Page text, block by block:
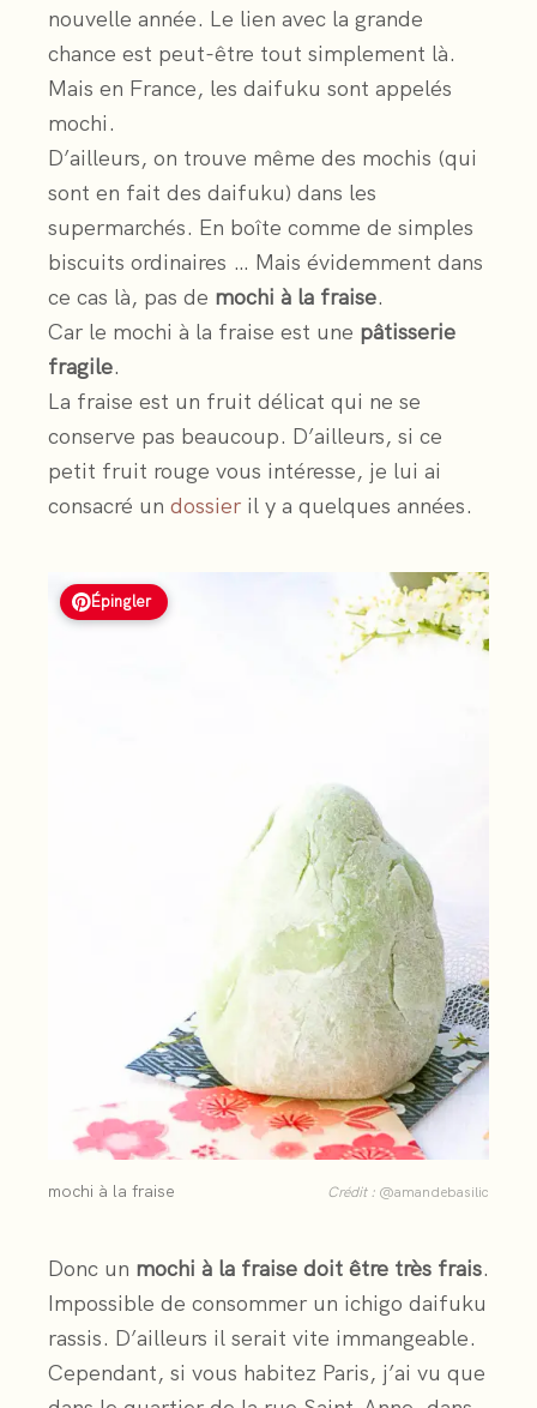
nouvelle année. Le lien avec la grande
chance est peut-être tout simplement là.
Mais en France, les daifuku sont appelés
mochi.
D’ailleurs, on trouve même des mochis (qui
sont en fait des daifuku) dans les
supermarchés. En boîte comme de simples
biscuits ordinaires … Mais évidemment dans
ce cas là, pas de mochi à la fraise.
Car le mochi à la fraise est une pâtisserie
fragile.
La fraise est un fruit délicat qui ne se
conserve pas beaucoup. D’ailleurs, si ce
petit fruit rouge vous intéresse, je lui ai
consacré un dossier il y a quelques années.
Épingler
mochi à la fraise Crédit : @amandebasilic
Donc un mochi à la fraise doit être très frais.
Impossible de consommer un ichigo daifuku
rassis. D’ailleurs il serait vite immangeable.
Cependant, si vous habitez Paris, j’ai vu que